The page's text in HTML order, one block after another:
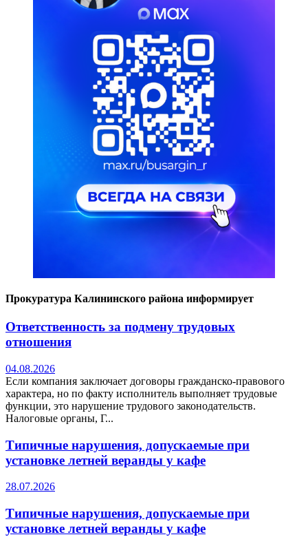
Прокуратура Калининского района информирует
Ответственность за подмену трудовых
отношения
04.08.2026
Если компания заключает договоры гражданско-правового
характера, но по факту исполнитель выполняет трудовые
функции, это нарушение трудового законодательств.
Налоговые органы, Г...
Типичные нарушения, допускаемые при
установке летней веранды у кафе
28.07.2026
Типичные нарушения, допускаемые при
установке летней веранды у кафе